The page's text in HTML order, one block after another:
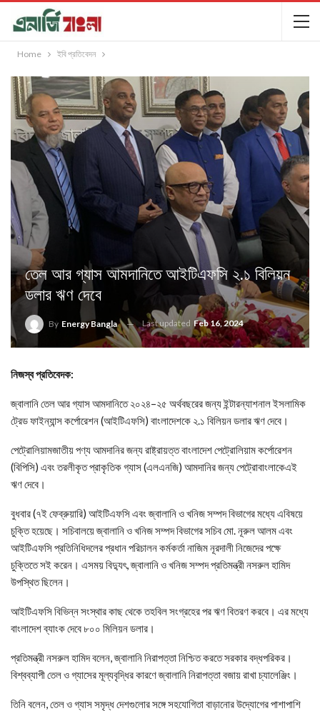
Home ইবি প্রতিবেদন
তেল আর গ্যাস আমদানিতে আইটিএফসি ২.১ বিলিয়ন
ডলার ঋণ দেবে
By Energy Bangla Last updated Feb 16, 2024
নিজস্ব প্রতিবেদক:
জ্বালানি তেল আর গ্যাস আমদানিতে ২০২৪–২৫ অর্থবছরের জন্য ইন্টারন্যাশনাল ইসলামিক
ট্রেড ফাইন্যান্স কর্পোরেশন (আইটিএফসি) বাংলাদেশকে ২.১ বিলিয়ন ডলার ঋণ দেবে।
পেট্রোলিয়ামজাতীয় পণ্য আমদানির জন্য রাষ্ট্রায়ত্ত বাংলাদেশ পেট্রোলিয়াম কর্পোরেশন
(বিপিসি) এবং তরলীকৃত প্রাকৃতিক গ্যাস (এলএনজি) আমদানির জন্য পেট্রোবাংলাকেএই
ঋণ দেবে।
বুধবার (৭ই ফেব্রুয়ারি) আইটিএফসি এবং জ্বালানি ও খনিজ সম্পদ বিভাগের মধ্যে এবিষয়ে
চুক্তি হয়েছে। সচিবালয়ে জ্বালানি ও খনিজ সম্পদ বিভাগের সচিব মো. নূরুল আলম এবং
আইটিএফসি প্রতিনিধিদলের প্রধান পরিচালন কর্মকর্তা নাজিম নূরদালী নিজেদের পক্ষে
চুক্তিতে সই করেন। এসময় বিদ্যুৎ, জ্বালানি ও খনিজ সম্পদ প্রতিমন্ত্রী নসরুল হামিদ
উপস্থিত ছিলেন।
আইটিএফসি বিভিন্ন সংস্থার কাছ থেকে তহবিল সংগ্রহের পর ঋণ বিতরণ করবে। এর মধ্যে
বাংলাদেশ ব্যাংক দেবে ৮০০ মিলিয়ন ডলার।
প্রতিমন্ত্রী নসরুল হামিদ বলেন, জ্বালানি নিরাপত্তা নিশ্চিত করতে সরকার বদ্ধপরিকর।
বিশ্বব্যাপী তেল ও গ্যাসের মূল্যবৃদ্ধির কারণে জ্বালানি নিরাপত্তা বজায় রাখা চ্যালেঞ্জিং।
তিনি বলেন, তেল ও গ্যাস সমৃদ্ধ দেশগুলোর সঙ্গে সহযোগিতা বাড়ানোর উদ্যোগের পাশাপাশি